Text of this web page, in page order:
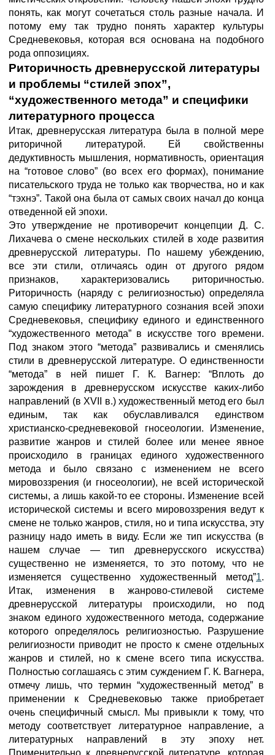
понять, как могут сочетаться столь разные начала. И
потому ему так трудно понять характер культуры
Средневековья, которая вся основана на подобного
рода оппозициях.
Риторичность древнерусской литературы
и проблемы “стилей эпох”,
“художественного метода” и специфики
литературного процесса
Итак, древнерусская литература была в полной мере
риторичной литературой. Ей свойственны
дедуктивность мышления, нормативность, ориентация
на “готовое слово” (во всех его формах), понимание
писательского труда не только как творчества, но и как
“тэхнэ”. Такой она была от самых своих начал до конца
отведенной ей эпохи.
Это утверждение не противоречит концепции Д. С.
Лихачева о смене нескольких стилей в ходе развития
древнерусской литературы. По нашему убеждению,
все эти стили, отличаясь один от другого рядом
признаков, характеризовались риторичностью.
Риторичность (наряду с религиозностью) определяла
самую специфику литературного сознания всей эпохи
Средневековья, специфику единого и единственного
“художественного метода” в искусстве того времени.
Под знаком этого “метода” развивались и сменялись
стили в древнерусской литературе. О единственности
“метода” в ней пишет Г. К. Вагнер: “Вплоть до
зарождения в древнерусском искусстве каких-либо
направлений (в XVII в.) художественный метод его был
единым, так как обуславливался единством
христианско-средневековой гносеологии. Изменение,
развитие жанров и стилей более или менее явное
происходило в границах единого художественного
метода и было связано с изменением не всего
мировоззрения (и гносеологии), не всей исторической
системы, а лишь какой-то ее стороны. Изменение всей
исторической системы и всего мировоззрения ведут к
смене не только жанров, стиля, но и типа искусства, эту
разницу надо иметь в виду. Если же тип искусства (в
нашем случае — тип древнерусского искусства)
существенно не изменяется, то это потому, что не
изменяется существенно художественный метод”1.
Итак, изменения в жанрово-стилевой системе
древнерусской литературы происходили, но под
знаком единого художественного метода, содержание
которого определялось религиозностью. Разрушение
религиозности приводит не просто к смене отдельных
жанров и стилей, но к смене всего типа искусства.
Полностью соглашаясь с этим суждением Г. К. Вагнера,
отмечу лишь, что термин “художественный метод” в
применении к Средневековью также приобретает
очень специфичный смысл. Мы привыкли к тому, что
методу соответствует литературное направление, а
литературных направлений в эту эпоху нет.
Применительно к древнерусской литературе, которая